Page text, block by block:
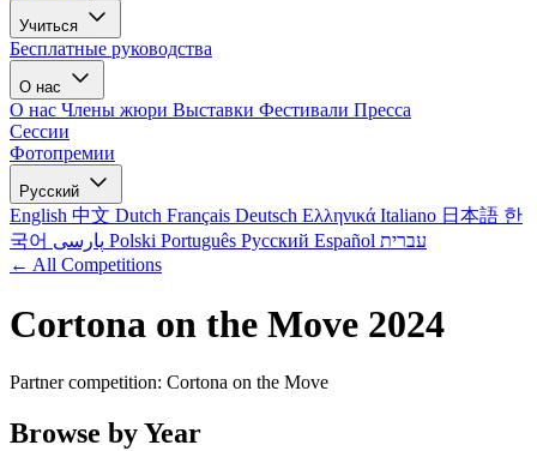
Учиться
Бесплатные руководства
О нас
О нас Члены жюри Выставки Фестивали Пресса
Сессии
Фотопремии
Русский
English 中文 Dutch Français Deutsch Ελληνικά Italiano 日本語 한
국어
Polski Português Русский Español עברית
← All Competitions
Cortona on the Move 2024
Partner competition: Cortona on the Move
Browse by Year